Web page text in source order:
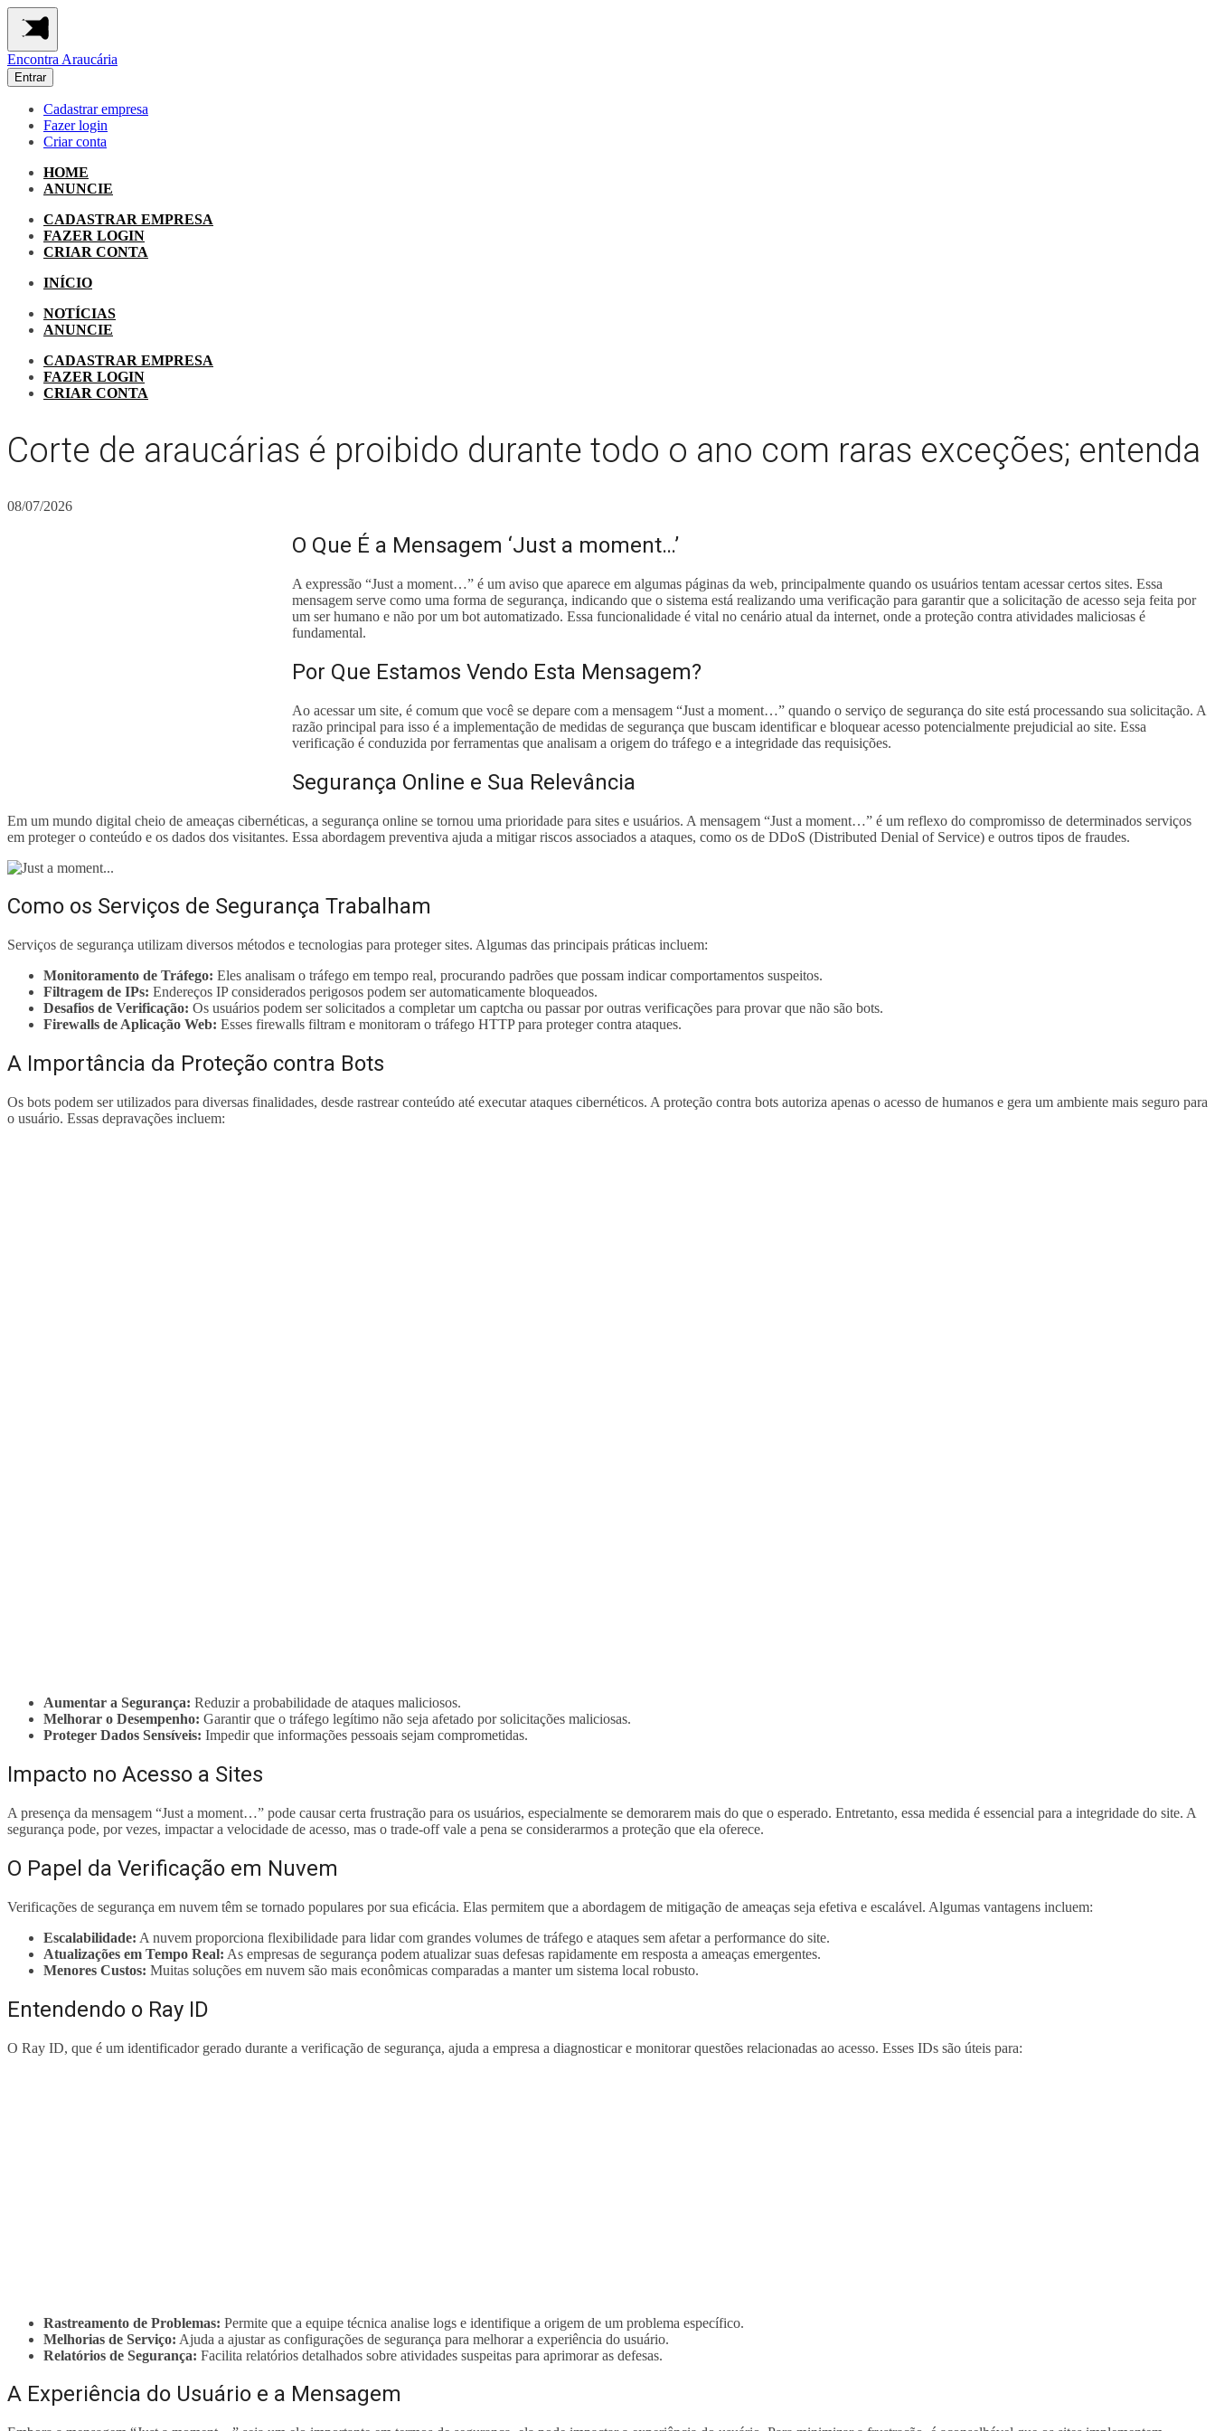
Encontra Araucária
Entrar
Cadastrar empresa
Fazer login
Criar conta
HOME
ANUNCIE
CADASTRAR EMPRESA
FAZER LOGIN
CRIAR CONTA
INÍCIO
NOTÍCIAS
ANUNCIE
CADASTRAR EMPRESA
FAZER LOGIN
CRIAR CONTA
Corte de araucárias é proibido durante todo o ano com raras exceções; entenda
08/07/2026
O Que É a Mensagem ‘Just a moment…’
A expressão “Just a moment…” é um aviso que aparece em algumas páginas da web, principalmente quando os usuários tentam acessar certos sites. Essa
mensagem serve como uma forma de segurança, indicando que o sistema está realizando uma verificação para garantir que a solicitação de acesso seja feita por
um ser humano e não por um bot automatizado. Essa funcionalidade é vital no cenário atual da internet, onde a proteção contra atividades maliciosas é
fundamental.
Por Que Estamos Vendo Esta Mensagem?
Ao acessar um site, é comum que você se depare com a mensagem “Just a moment…” quando o serviço de segurança do site está processando sua solicitação. A
razão principal para isso é a implementação de medidas de segurança que buscam identificar e bloquear acesso potencialmente prejudicial ao site. Essa
verificação é conduzida por ferramentas que analisam a origem do tráfego e a integridade das requisições.
Segurança Online e Sua Relevância
Em um mundo digital cheio de ameaças cibernéticas, a segurança online se tornou uma prioridade para sites e usuários. A mensagem “Just a moment…” é um reflexo do compromisso de determinados serviços
em proteger o conteúdo e os dados dos visitantes. Essa abordagem preventiva ajuda a mitigar riscos associados a ataques, como os de DDoS (Distributed Denial of Service) e outros tipos de fraudes.
Como os Serviços de Segurança Trabalham
Serviços de segurança utilizam diversos métodos e tecnologias para proteger sites. Algumas das principais práticas incluem:
Monitoramento de Tráfego: Eles analisam o tráfego em tempo real, procurando padrões que possam indicar comportamentos suspeitos.
Filtragem de IPs: Endereços IP considerados perigosos podem ser automaticamente bloqueados.
Desafios de Verificação: Os usuários podem ser solicitados a completar um captcha ou passar por outras verificações para provar que não são bots.
Firewalls de Aplicação Web: Esses firewalls filtram e monitoram o tráfego HTTP para proteger contra ataques.
A Importância da Proteção contra Bots
Os bots podem ser utilizados para diversas finalidades, desde rastrear conteúdo até executar ataques cibernéticos. A proteção contra bots autoriza apenas o acesso de humanos e gera um ambiente mais seguro para
o usuário. Essas depravações incluem:
Aumentar a Segurança: Reduzir a probabilidade de ataques maliciosos.
Melhorar o Desempenho: Garantir que o tráfego legítimo não seja afetado por solicitações maliciosas.
Proteger Dados Sensíveis: Impedir que informações pessoais sejam comprometidas.
Impacto no Acesso a Sites
A presença da mensagem “Just a moment…” pode causar certa frustração para os usuários, especialmente se demorarem mais do que o esperado. Entretanto, essa medida é essencial para a integridade do site. A
segurança pode, por vezes, impactar a velocidade de acesso, mas o trade-off vale a pena se considerarmos a proteção que ela oferece.
O Papel da Verificação em Nuvem
Verificações de segurança em nuvem têm se tornado populares por sua eficácia. Elas permitem que a abordagem de mitigação de ameaças seja efetiva e escalável. Algumas vantagens incluem:
Escalabilidade: A nuvem proporciona flexibilidade para lidar com grandes volumes de tráfego e ataques sem afetar a performance do site.
Atualizações em Tempo Real: As empresas de segurança podem atualizar suas defesas rapidamente em resposta a ameaças emergentes.
Menores Custos: Muitas soluções em nuvem são mais econômicas comparadas a manter um sistema local robusto.
Entendendo o Ray ID
O Ray ID, que é um identificador gerado durante a verificação de segurança, ajuda a empresa a diagnosticar e monitorar questões relacionadas ao acesso. Esses IDs são úteis para:
Rastreamento de Problemas: Permite que a equipe técnica analise logs e identifique a origem de um problema específico.
Melhorias de Serviço: Ajuda a ajustar as configurações de segurança para melhorar a experiência do usuário.
Relatórios de Segurança: Facilita relatórios detalhados sobre atividades suspeitas para aprimorar as defesas.
A Experiência do Usuário e a Mensagem